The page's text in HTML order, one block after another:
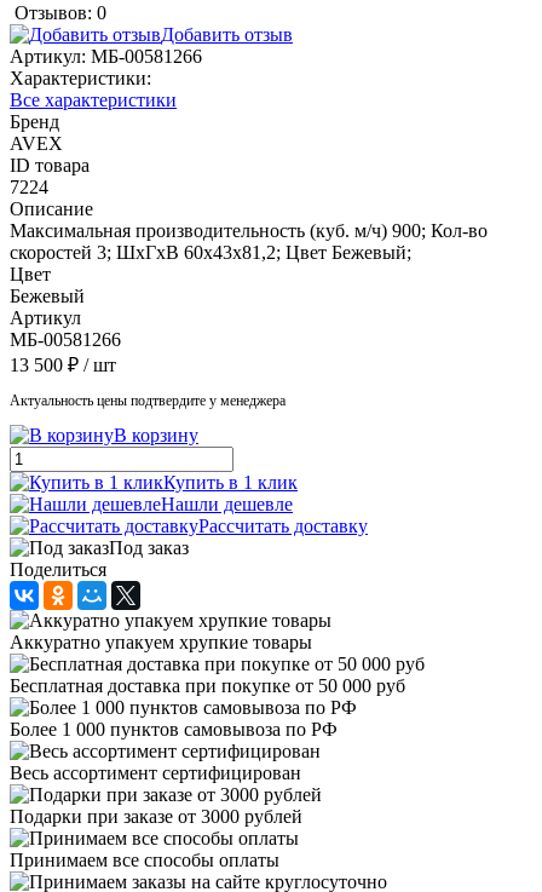
Отзывов: 0
Добавить отзыв
Артикул: МБ-00581266
Характеристики:
Все характеристики
Бренд
AVEX
ID товара
7224
Описание
Максимальная производительность (куб. м/ч) 900; Кол-во
скоростей 3; ШхГхВ 60х43х81,2; Цвет Бежевый;
Цвет
Бежевый
Артикул
МБ-00581266
13 500 ₽ / шт
Актуальность цены подтвердите у менеджера
В корзину
Купить в 1 клик
Нашли дешевле
Рассчитать доставку
Под заказ
Поделиться
Аккуратно упакуем хрупкие товары
Бесплатная доставка при покупке от 50 000 руб
Более 1 000 пунктов самовывоза по РФ
Весь ассортимент сертифицирован
Подарки при заказе от 3000 рублей
Принимаем все способы оплаты